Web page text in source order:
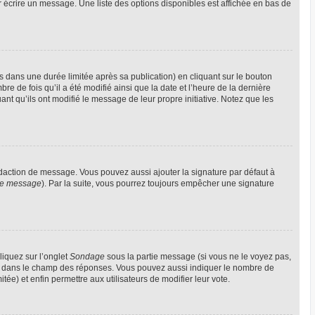
un message. Une liste des options disponibles est affichée en bas de
une durée limitée après sa publication) en cliquant sur le bouton
de fois qu’il a été modifié ainsi que la date et l’heure de la dernière
qu’ils ont modifié le message de leur propre initiative. Notez que les
de message. Vous pouvez aussi ajouter la signature par défaut à
message). Par la suite, vous pourrez toujours empêcher une signature
sur l’ongletSondage sous la partie message (si vous ne le voyez pas,
le champ des réponses. Vous pouvez aussi indiquer le nombre de
et enfin permettre aux utilisateurs de modifier leur vote.